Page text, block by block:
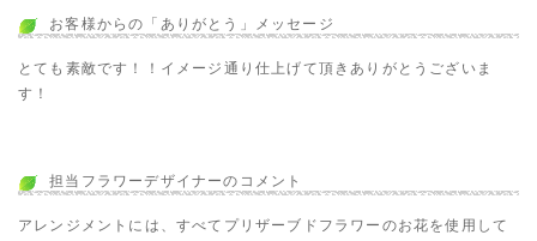
お客様からの「ありがとう」メッセージ
とても素敵です！！イメージ通り仕上げて頂きありがとうございま
す！
担当フラワーデザイナーのコメント
アレンジメントには、すべてプリザーブドフラワーのお花を使用して